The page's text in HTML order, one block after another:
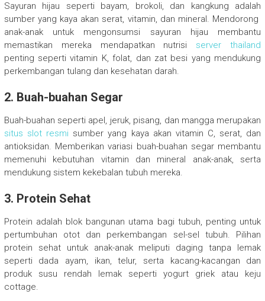
Sayuran hijau seperti bayam, brokoli, dan kangkung adalah
sumber yang kaya akan serat, vitamin, dan mineral. Mendorong
anak-anak untuk mengonsumsi sayuran hijau membantu
memastikan mereka mendapatkan nutrisi server thailand
penting seperti vitamin K, folat, dan zat besi yang mendukung
perkembangan tulang dan kesehatan darah.
2. Buah-buahan Segar
Buah-buahan seperti apel, jeruk, pisang, dan mangga merupakan
situs slot resmi sumber yang kaya akan vitamin C, serat, dan
antioksidan. Memberikan variasi buah-buahan segar membantu
memenuhi kebutuhan vitamin dan mineral anak-anak, serta
mendukung sistem kekebalan tubuh mereka.
3. Protein Sehat
Protein adalah blok bangunan utama bagi tubuh, penting untuk
pertumbuhan otot dan perkembangan sel-sel tubuh. Pilihan
protein sehat untuk anak-anak meliputi daging tanpa lemak
seperti dada ayam, ikan, telur, serta kacang-kacangan dan
produk susu rendah lemak seperti yogurt griek atau keju
cottage.